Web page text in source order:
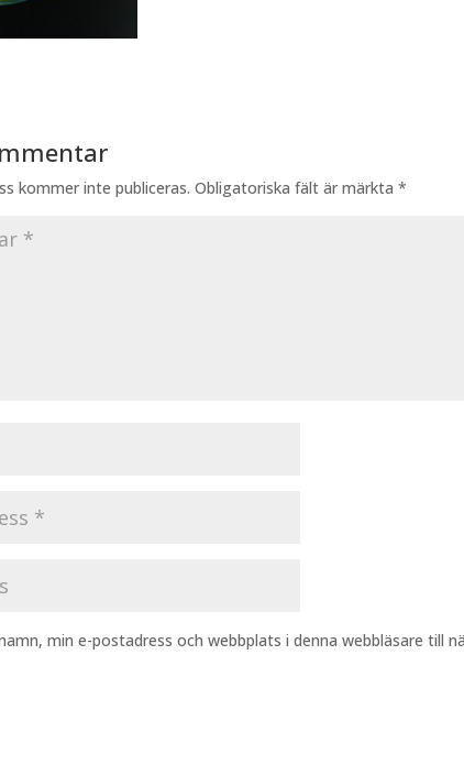
kommer inte publiceras. Obligatoriska fält är märkta*
min e-postadress och webbplats i denna webbläsare till